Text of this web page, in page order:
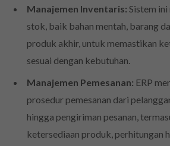
Manajemen Inventaris: Sistem
stok, baik bahan mentah, barang
produk akhir, untuk memastikan
sesuai dengan kebutuhan.
Manajemen Pemesanan: ERP
prosedur pemesanan dari
hingga pengiriman pesanan,
ketersediaan produk, perhitungan